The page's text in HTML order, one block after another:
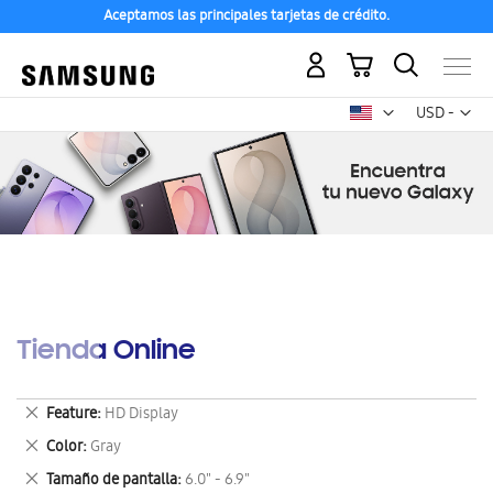
Aceptamos las principales tarjetas de crédito.
USD -
dólar
Mi carrito
Tienda Online
Feature HD Display
Eliminar
este
artículo
Color Gray
Eliminar
este
Tamaño de pantalla 6.0" - 6.9"
Eliminar